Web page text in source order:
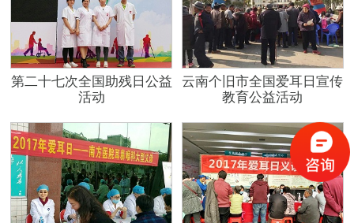
第二十七次全国助残日公益
活动
云南个旧市全国爱耳日宣传
教育公益活动